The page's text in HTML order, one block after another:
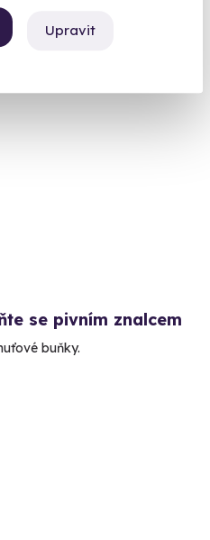
Upravit
se pivním znalcem
buňky.